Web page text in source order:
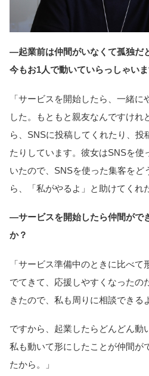
―起業前は仲間がいなくて孤独だ
今もお1人で動いていらっしゃい
「サービスを開始したら、一緒に
した。もともと親友なんですけれ
ら、SNSに投稿してくれたり、投
たりしています。彼女はSNSを使
いたので、SNSを使った集客をど
ら、「私がやるよ」と助けてくれ
―サービスを開始したら仲間がで
か？
「サービス準備中のときに比べ
でてきて、応援しやすくなったの
きたので、私も周りに相談できる
ですから、起業したらどんどん動
私も動いて形にしたことが仲間が
たから。」